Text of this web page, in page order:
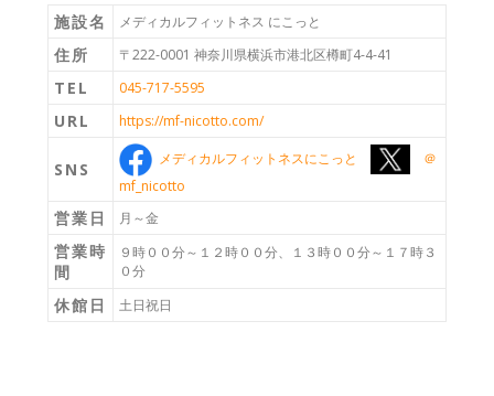
施設名 メディカルフィットネス にこっと
住所 〒222-0001 神奈川県横浜市港北区樽町4-4-41
TEL 045-717-5595
URL https://mf-nicotto.com/
SNS
メディカルフィットネスにこっと
＠
mf_nicotto
営業日 月～金
営業時
間
９時００分～１２時００分、１３時００分～１７時３
０分
休館日 土日祝日